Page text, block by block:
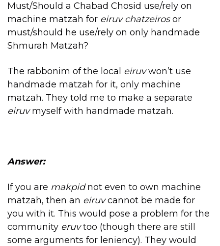
Must/Should a Chabad Chosid use/rely on
machine matzah for eiruv chatzeirosor
must/should he use/rely on only handmade
Shmurah Matzah?
The rabbonim of the local eiruvwon’t use
handmade matzah for it, only machine
matzah. They told me to make a separate
eiruvmyself with handmade matzah.
Answer:
If you are makpidnot even to own machine
matzah, then an eiruvcannot be made for
you with it. This would pose a problem for the
community eruvtoo (though there are still
some arguments for leniency). They would